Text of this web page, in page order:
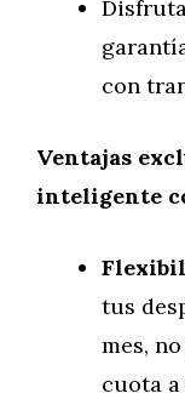
con
Ventajas
inteligente
tus
mes,
cuota